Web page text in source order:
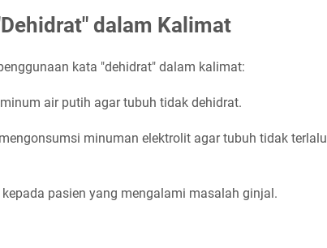
dalam Kalimat
kata "dehidrat" dalam kalimat:
air putih agar tubuh tidak dehidrat.
minuman elektrolit agar tubuh tidak terlalu
pasien yang mengalami masalah ginjal.